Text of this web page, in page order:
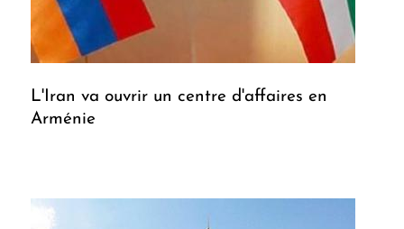
L'Iran va ouvrir un centre d'affaires en
Arménie